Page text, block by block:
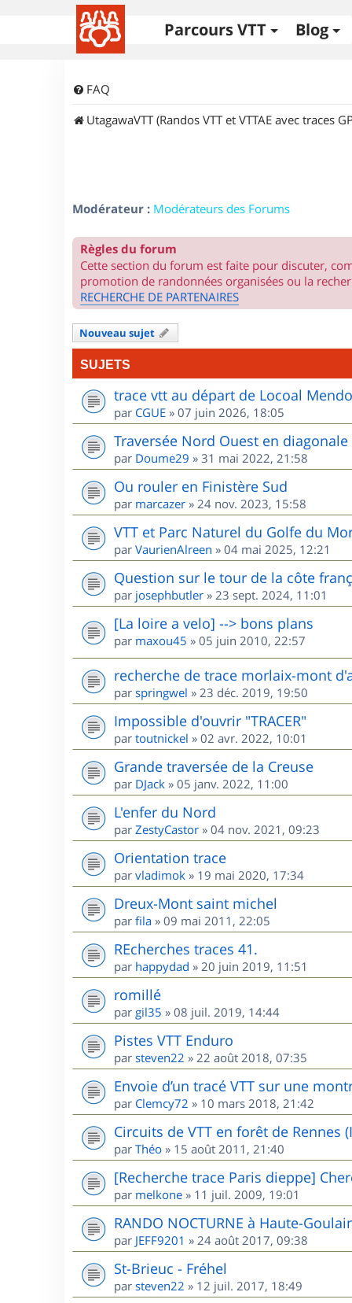
Parcours VTT Blog
FAQ
UtagawaVTT (Randos VTT et VTTAE avec traces
Modérateur : Modérateurs des Forums
Règles du forum
Cette section du forum est faite pour discuter,
promotion de randonnées organisées ou la
RECHERCHE DE PARTENAIRES
Nouveau sujet
SUJETS
trace vtt au départ de Locoal
par CGUE » 07 juin 2026, 18:05
Traversée Nord Ouest en diagonale
par Doume29 » 31 mai 2022, 21:58
Ou rouler en Finistère Sud
par marcazer » 24 nov. 2023, 15:58
VTT et Parc Naturel du Golfe du
par VaurienAlreen » 04 mai 2025, 12:21
Question sur le tour de la côte
par josephbutler » 23 sept. 2024, 11:01
[La loire a velo] --> bons plans
par maxou45 » 05 juin 2010, 22:57
recherche de trace morlaix-mont
par springwel » 23 déc. 2019, 19:50
Impossible d'ouvrir "TRACER"
par toutnickel » 02 avr. 2022, 10:01
Grande traversée de la Creuse
par DJack » 05 janv. 2022, 11:00
L'enfer du Nord
par ZestyCastor » 04 nov. 2021, 09:23
Orientation trace
par vladimok » 19 mai 2020, 17:34
Dreux-Mont saint michel
par fila » 09 mai 2011, 22:05
REcherches traces 41.
par happydad » 20 juin 2019, 11:51
romillé
par gil35 » 08 juil. 2019, 14:44
Pistes VTT Enduro
par steven22 » 22 août 2018, 07:35
Envoie d’un tracé VTT sur une
par Clemcy72 » 10 mars 2018, 21:42
Circuits de VTT en forêt de Rennes
par Théo » 15 août 2011, 21:40
[Recherche trace Paris dieppe]
par melkone » 11 juil. 2009, 19:01
RANDO NOCTURNE à Haute-
par JEFF9201 » 24 août 2017, 09:38
St-Brieuc - Fréhel
par steven22 » 12 juil. 2017, 18:49